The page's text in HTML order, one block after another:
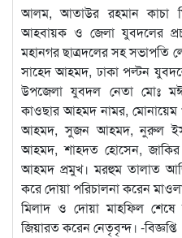
আলম, আতাউর রহমান কাচা
আহবায়ক ও জেলা যুবদলের
মহানগর ছাত্রদলের সহ
সাহেদ আহমদ, ঢাকা পল্টন
উপজেলা যুবদল নেতা মোঃ
কাওছার আহমদ নামর, মোনায়েম
আহমদ, সুজন আহমদ, নুরুল
আহমদ, শাহদত হোসেন,
আহমদ প্রমুখ। মরহুম তালাত
করে দোয়া পরিচালনা করেন
মিলাদ ও দোয়া মাহফিল
জিয়ারত করেন নেতৃবৃন্দ। -বিজ্ঞপ্তি